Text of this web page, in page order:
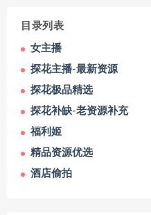
目录列表
女主播
探花主播-最新资源
探花极品精选
探花补缺-老资源补充
福利姬
精品资源优选
酒店偷拍